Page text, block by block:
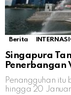
Berita
Singapura
Penerbangan
Penangguhan itu
hingga 20